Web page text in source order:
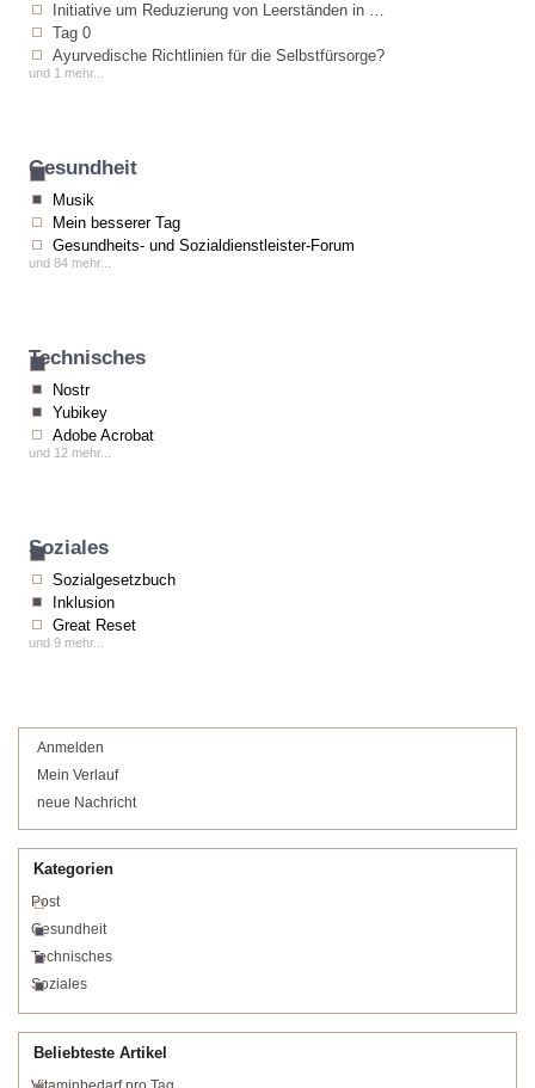
Initiative um Reduzierung von Leerständen in Geschäftsräumen
Tag 0
Ayurvedische Richtlinien für die Selbstfürsorge?
und 1 mehr...
Gesundheit
Musik
Mein besserer Tag
Gesundheits- und Sozialdienstleister-Forum
und 84 mehr...
Technisches
Nostr
Yubikey
Adobe Acrobat
und 12 mehr...
Soziales
Sozialgesetzbuch
Inklusion
Great Reset
und 9 mehr...
Anmelden
Mein Verlauf
neue Nachricht
Kategorien
Post
Gesundheit
Technisches
Soziales
Beliebteste Artikel